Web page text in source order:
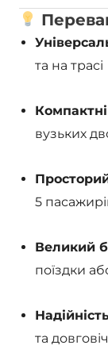
та на трасі
вузьких
5
Великий
поїздки
та